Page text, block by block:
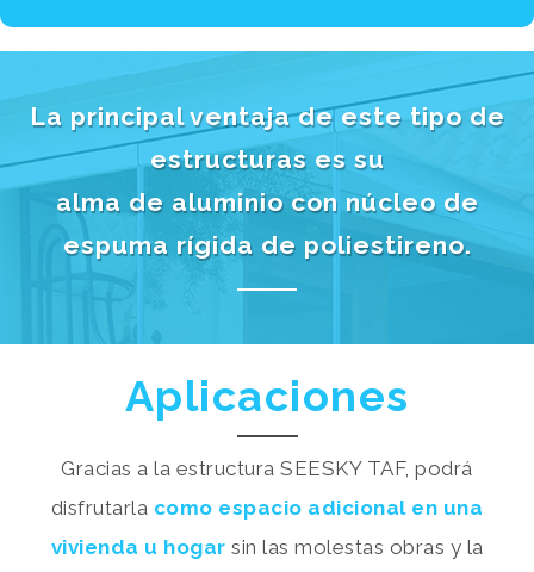
La principal ventaja de este tipo de
estructuras es su
alma de aluminio con núcleo de
espuma rígida de poliestireno.
Aplicaciones
Gracias a la estructura SEESKY TAF, podrá
disfrutarla como espacio adicional en una
vivienda u hogar sin las molestas obras y la